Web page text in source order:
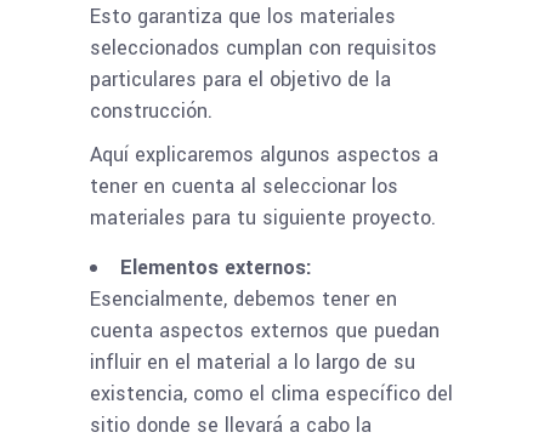
Esto garantiza que los materiales
seleccionados cumplan con requisitos
particulares para el objetivo de la
construcción.
Aquí explicaremos algunos aspectos a
tener en cuenta al seleccionar los
materiales para tu siguiente proyecto.
Elementos externos:
Esencialmente, debemos tener en
cuenta aspectos externos que puedan
influir en el material a lo largo de su
existencia, como el clima específico del
sitio donde se llevará a cabo la